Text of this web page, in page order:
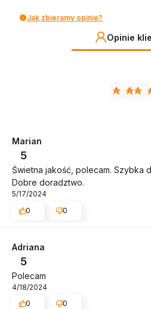
Jak zbieramy opinie?
Opinie
Marian
5
Świetna jakość, polecam. Szybka
Dobre doradztwo.
5/17/2024
0
0
Adriana
5
Polecam
4/18/2024
0
0